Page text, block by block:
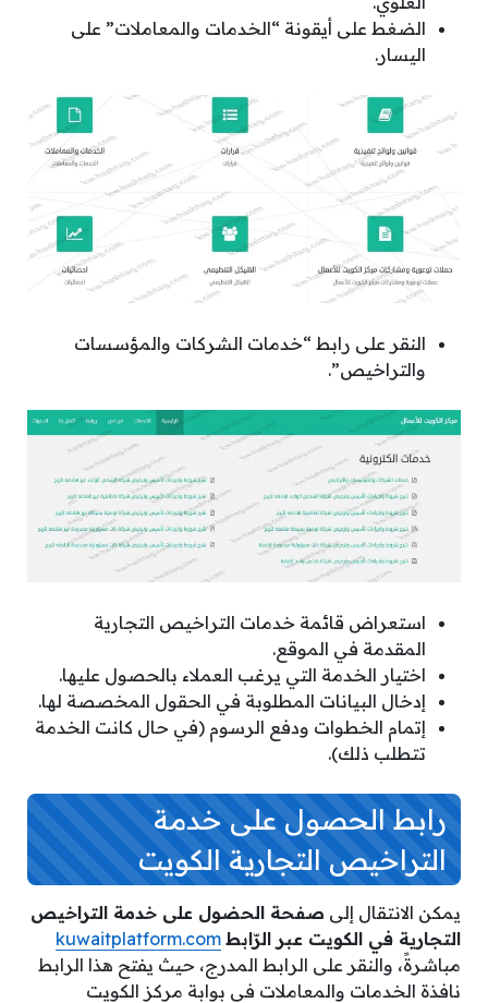
الضغط على أيقونة “الخدمات والمعاملات” على
اليسار.
النقر على رابط “خدمات الشركات والمؤسسات
والتراخيص”.
استعراض قائمة خدمات التراخيص التجارية
المقدمة في الموقع.
اختيار الخدمة التي يرغب العملاء بالحصول عليها.
إدخال البيانات المطلوبة في الحقول المخصصة لها.
إتمام الخطوات ودفع الرسوم (في حال كانت الخدمة
تتطلب ذلك).
رابط الحصول على خدمة
التراخيص التجارية الكويت
يمكن الانتقال إلى صفحة الحضول على خدمة التراخيص
التجارية في الكويت عبر الرّابط kuwaitplatform.com
مباشرةً، والنقر على الرابط المدرج، حيث يفتح هذا الرابط
نافذة الخدمات والمعاملات في بوابة مركز الكويت